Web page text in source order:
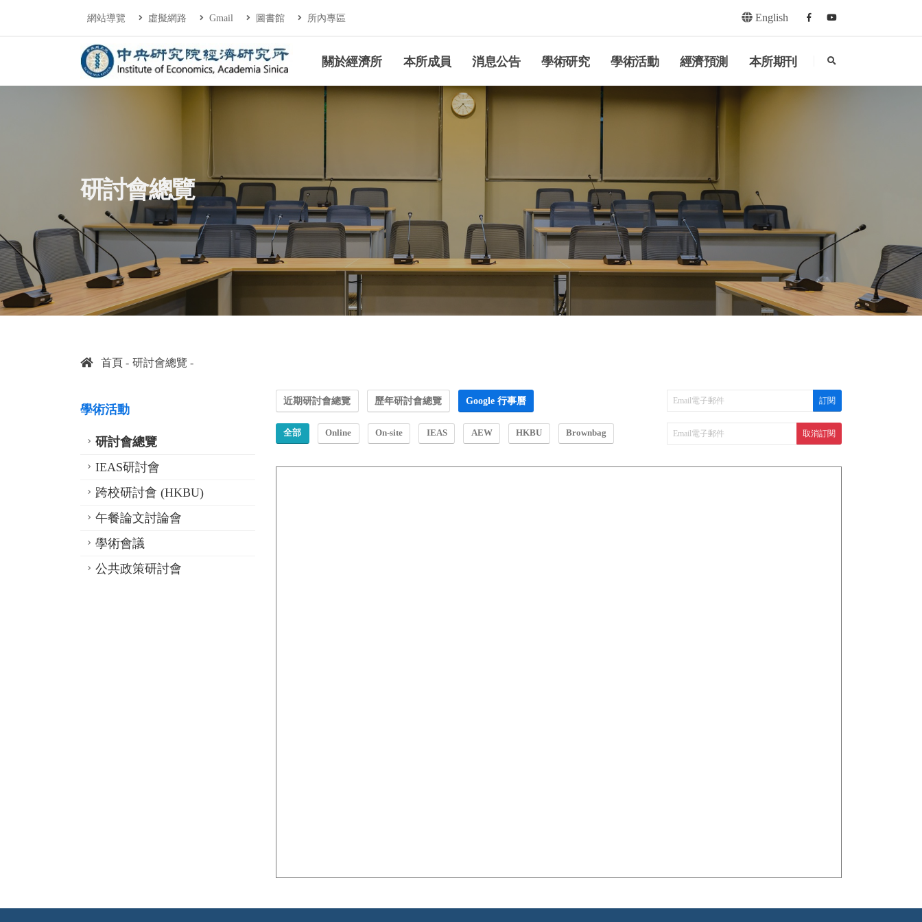
連往主要內容區塊
網站導覽 虛擬網路 Gmail 圖書館 所內專區 English Facebookyoutube
中央研究院經濟研究所關於經濟所 本所成員 消息公告 學術研究 學術活動 經濟預測 本所期刊 search
研討會總覽
首頁 研討會總覽
學術活動
研討會總覽
IEAS研討會
跨校研討會 (HKBU)
午餐論文討論會
學術會議
公共政策研討會
近期研討會總覽 歷年研討會總覽 Google 行事曆
全部 Online On-site IEAS AEW HKBU Brownbag